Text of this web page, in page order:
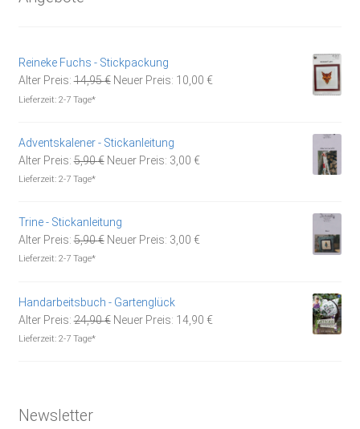
Reineke Fuchs - Stickpackung
Alter Preis: 14,95€ Ursprünglicher
Neuer Preis: 10,00 €Aktueller
Lieferzeit: 2-7 Tage*
Adventskalener - Stickanleitung
Alter Preis: 5,90€ Ursprünglicher
Neuer Preis: 3,00 €Aktueller
Lieferzeit: 2-7 Tage*
Trine - Stickanleitung
Alter Preis: 5,90€ Ursprünglicher
Neuer Preis: 3,00 €Aktueller
Lieferzeit: 2-7 Tage*
Handarbeitsbuch - Gartenglück
Alter Preis: 24,90€ Ursprünglicher
Neuer Preis: 14,90 €Aktueller
Lieferzeit: 2-7 Tage*
Newsletter